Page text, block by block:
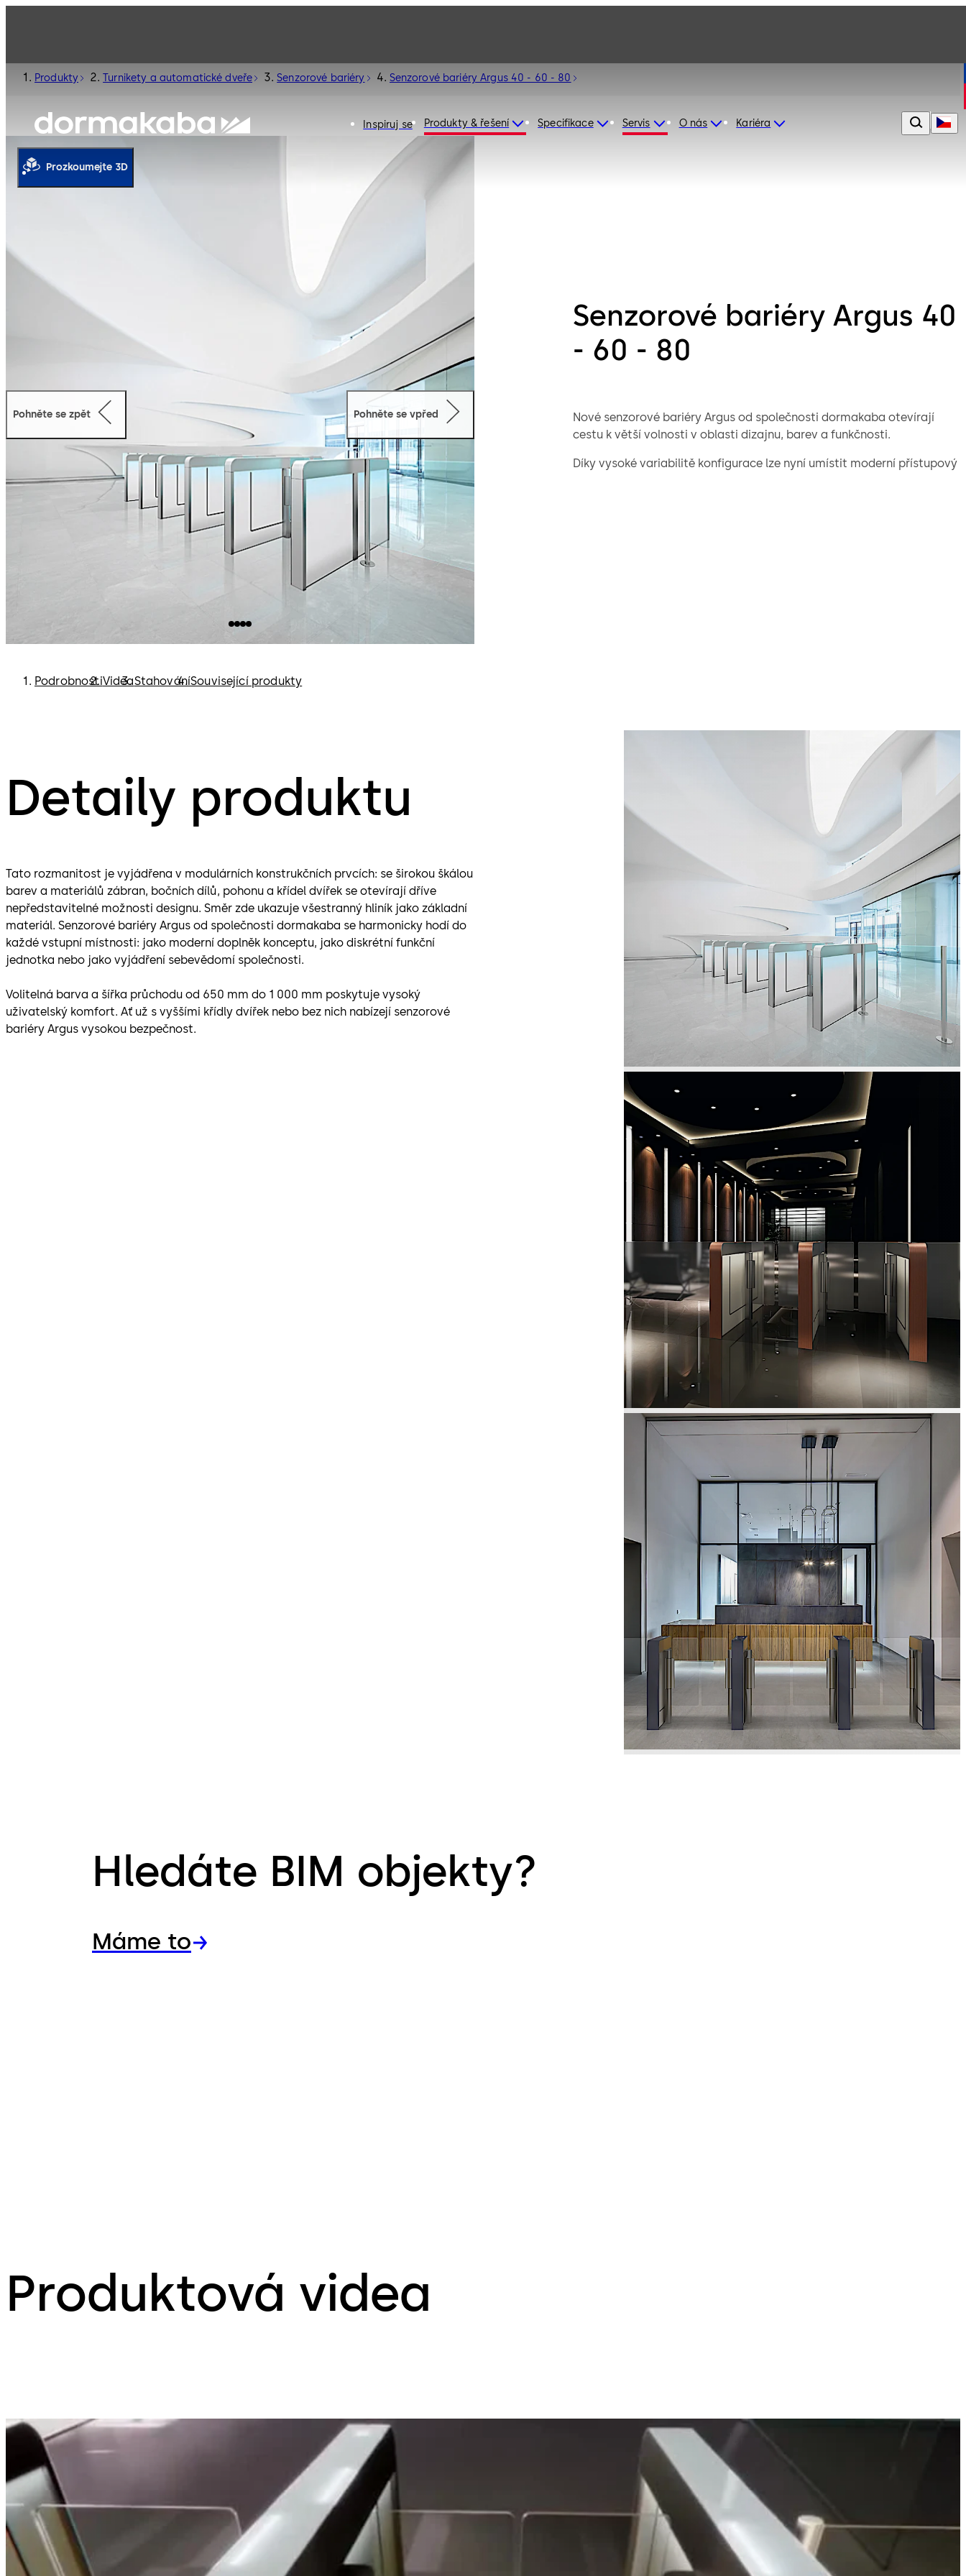
Inspiruj se Produkty & řešení Specifikace Servis O nás Kariéra
Produkty Turnikety a automatické dveře Senzorové bariéry Senzorové bariéry Argus 40 - 60 - 80
Senzorové bariéry Argus 40
- 60 - 80
Nové senzorové bariéry Argus od společnosti dormakaba otevírají
cestu k větší volnosti v oblasti dizajnu, barev a funkčnosti.
Díky vysoké variabilitě konfigurace lze nyní umístit moderní přístupový
Pohněte se zpět Pohněte se vpřed
Prozkoumejte 3D
PodrobnostiVideaStahováníSouvisející produkty
Detaily produktu
Tato rozmanitost je vyjádřena v modulárních konstrukčních prvcích: se širokou škálou
barev a materiálů zábran, bočních dílů, pohonu a křídel dvířek se otevírají dříve
nepředstavitelné možnosti designu. Směr zde ukazuje všestranný hliník jako základní
materiál. Senzorové bariéry Argus od společnosti dormakaba se harmonicky hodí do
každé vstupní místnosti: jako moderní doplněk konceptu, jako diskrétní funkční
jednotka nebo jako vyjádření sebevědomí společnosti.
Volitelná barva a šířka průchodu od 650 mm do 1 000 mm poskytuje vysoký
uživatelský komfort. Ať už s vyššími křídly dvířek nebo bez nich nabízejí senzorové
bariéry Argus vysokou bezpečnost.
Hledáte BIM objekty?
Máme to
Produktová videa